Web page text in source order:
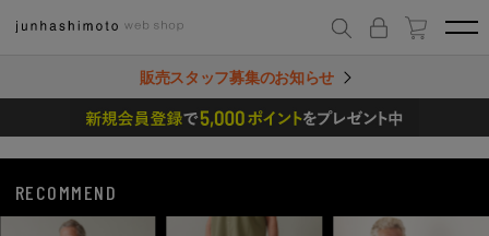
販売スタッフ募集のお知らせ
RECOMMEND